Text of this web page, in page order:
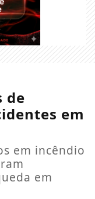
de
em
em incêndio
em